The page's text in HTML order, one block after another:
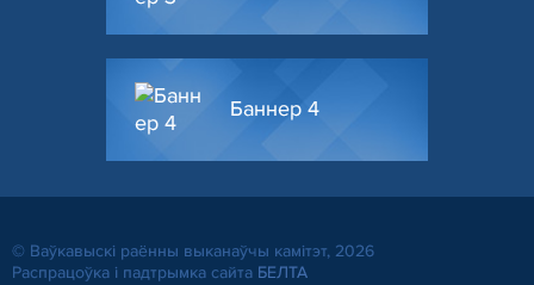
Баннер 4
© Ваўкавыскі раённы выканаўчы камітэт, 2026
Распрацоўка і падтрымка сайта БЕЛТА